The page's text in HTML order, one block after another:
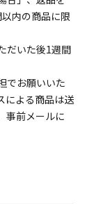
内の商品に限
だいた後1週間
でお願いいた
による商品は送
事前メールに